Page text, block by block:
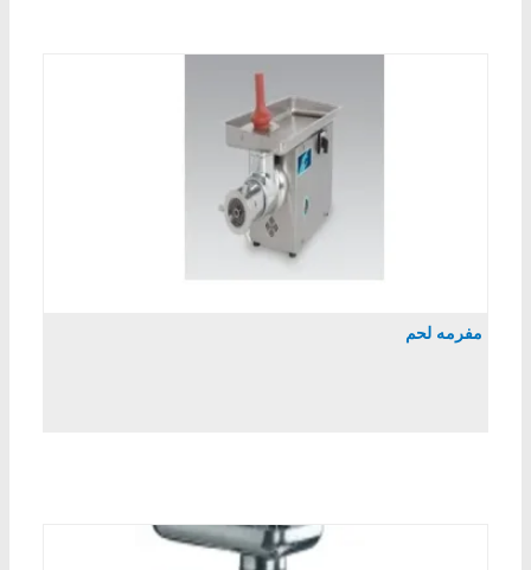
مفرمه لحم